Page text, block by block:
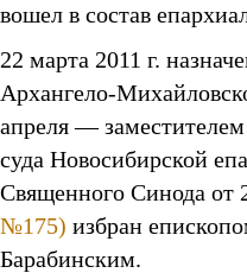
вошел в состав
22 марта 2011 г.
Архангело-
апреля — заместителем
суда Новосибирской
Священного Синода от
№175) избран
Барабинским.